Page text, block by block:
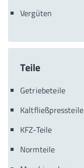
Vergüten
Teile
Getriebeteile
Kaltfließpressteile
KFZ-Teile
Normteile